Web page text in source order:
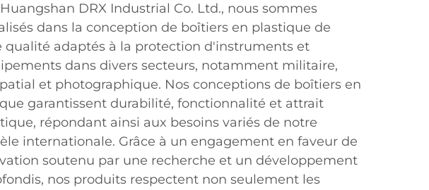
DRX Industrial Co. Ltd., nous sommes
dans la conception de boîtiers en plastique de
qualité adaptés à la protection d'instruments et
dans divers secteurs, notamment militaire,
et photographique. Nos conceptions de boîtiers en
garantissent durabilité, fonctionnalité et attrait
répondant ainsi aux besoins variés de notre
internationale. Grâce à un engagement en faveur de
soutenu par une recherche et un développement
nos produits respectent non seulement les